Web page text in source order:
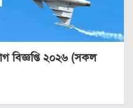
বিজ্ঞপ্তি ২০২৬ (সকল